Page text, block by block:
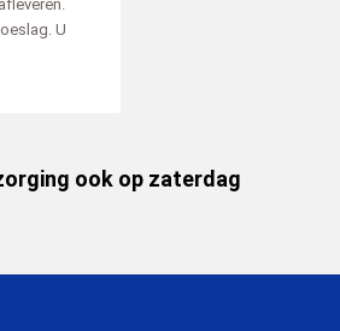
U
ook op zaterdag